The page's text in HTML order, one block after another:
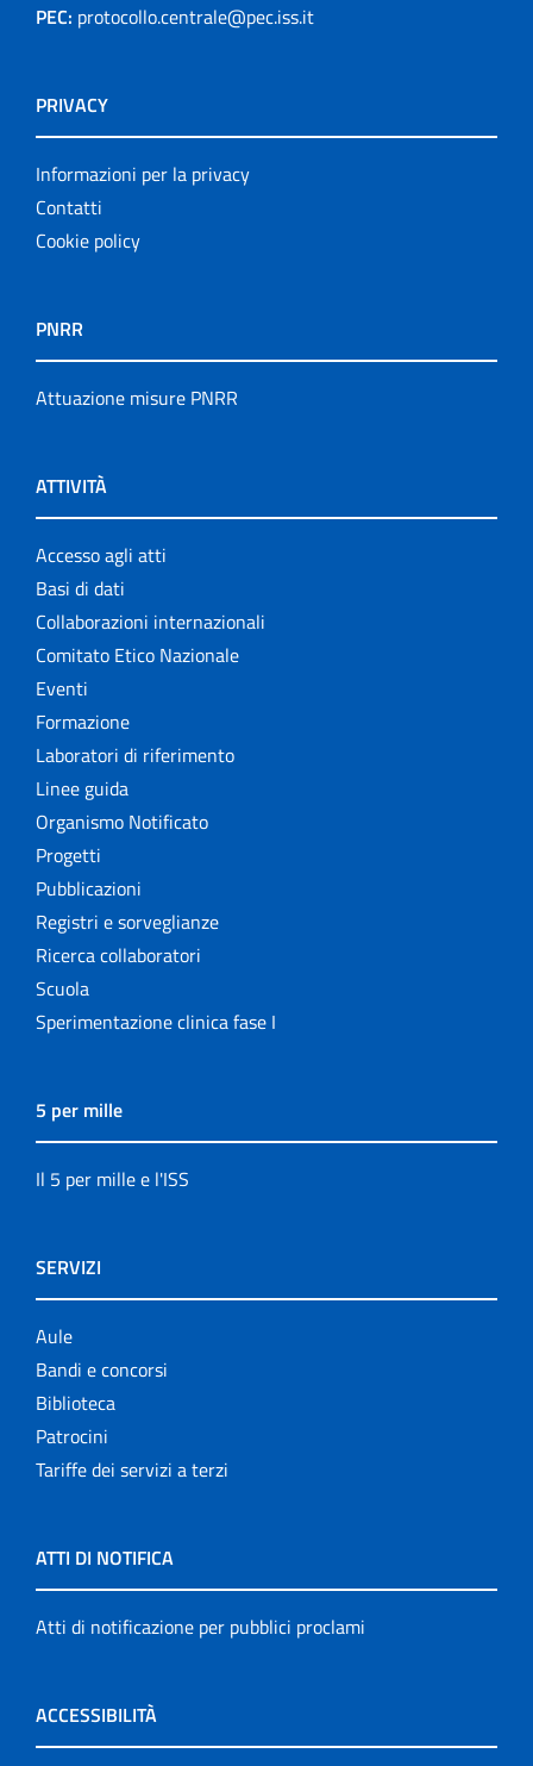
PEC: protocollo.centrale@pec.iss.it
PRIVACY
Informazioni per la privacy
Contatti
Cookie policy
PNRR
Attuazione misure PNRR
ATTIVITÀ
Accesso agli atti
Basi di dati
Collaborazioni internazionali
Comitato Etico Nazionale
Eventi
Formazione
Laboratori di riferimento
Linee guida
Organismo Notificato
Progetti
Pubblicazioni
Registri e sorveglianze
Ricerca collaboratori
Scuola
Sperimentazione clinica fase I
5 per mille
Il 5 per mille e l'ISS
SERVIZI
Aule
Bandi e concorsi
Biblioteca
Patrocini
Tariffe dei servizi a terzi
ATTI DI NOTIFICA
Atti di notificazione per pubblici proclami
ACCESSIBILITÀ